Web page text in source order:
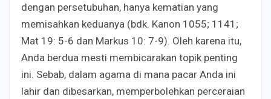
dengan persetubuhan, hanya kematian yang
memisahkan keduanya (bdk. Kanon 1055; 1141;
Mat 19: 5-6 dan Markus 10: 7-9). Oleh karena itu,
Anda berdua mesti membicarakan topik penting
ini. Sebab, dalam agama di mana pacar Anda ini
lahir dan dibesarkan, memperbolehkan perceraian